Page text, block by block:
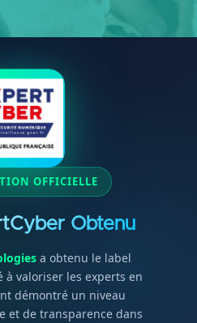
OFFICIELLE
Obtenu
a obtenu le label
à valoriser les experts en
démontré un niveau
et de transparence dans